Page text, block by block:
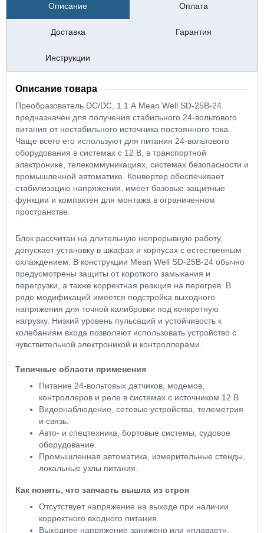
Описание Оплата
Доставка Гарантия
Инструкции
Описание товара
Преобразователь DC/DC, 1.1 А Mean Well SD-25B-24
предназначен для получения стабильного 24‑вольтового
питания от нестабильного источника постоянного тока.
Чаще всего его используют для питания 24‑вольтового
оборудования в системах с 12 В, в транспортной
электронике, телекоммуникациях, системах безопасности и
промышленной автоматике. Конвертер обеспечивает
стабилизацию напряжения, имеет базовые защитные
функции и компактен для монтажа в ограниченном
пространстве.
Блок рассчитан на длительную непрерывную работу,
допускает установку в шкафах и корпусах с естественным
охлаждением. В конструкции Mean Well SD-25B-24 обычно
предусмотрены защиты от короткого замыкания и
перегрузки, а также корректная реакция на перегрев. В
ряде модификаций имеется подстройка выходного
напряжения для точной калибровки под конкретную
нагрузку. Низкий уровень пульсаций и устойчивость к
колебаниям входа позволяют использовать устройство с
чувствительной электроникой и контроллерами.
Типичные области применения
Питание 24‑вольтовых датчиков, модемов,
контроллеров и реле в системах с источником 12 В.
Видеонаблюдение, сетевые устройства, телеметрия
и связь.
Авто- и спецтехника, бортовые системы, судовое
оборудование.
Промышленная автоматика, измерительные стенды,
локальные узлы питания.
Как понять, что запчасть вышла из строя
Отсутствует напряжение на выходе при наличии
корректного входного питания.
Выходное напряжение занижено или «плавает»,